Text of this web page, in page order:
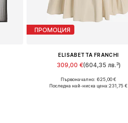
ПРОМОЦИЯ
ELISABETTA FRANCHI
309,00 €(604,35 лв.³)
Налични размери: 34
Първоначално: 625,00 €
Последна най-ниска цена:231,75 €